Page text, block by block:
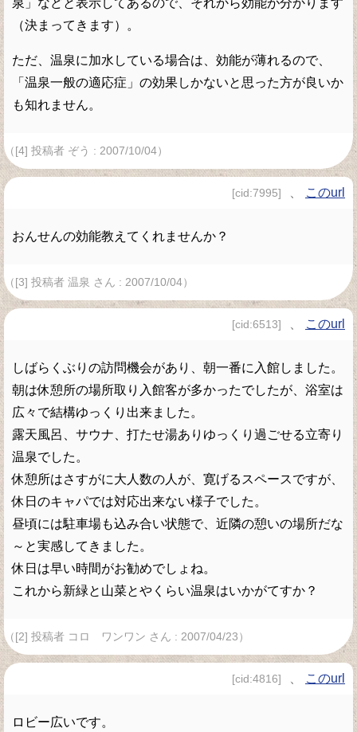
泉」などと表示してあるので、それから効能が分かります
（決まってきます）。
ただ、温泉に加水している場合は、効能が薄れるので、
「温泉一般の適応症」の効果しかないと思った方が良いか
も知れません。
（[4] 投稿者 ぞう : 2007/10/04）
[cid:7995] このurl
おんせんの効能教えてくれませんか？
（[3] 投稿者 温泉 さん : 2007/10/04）
[cid:6513] このurl
しばらくぶりの訪問機会があり、朝一番に入館しました。
朝は休憩所の場所取り入館客が多かったでしたが、浴室は
広々で結構ゆっくり出来ました。
露天風呂、サウナ、打たせ湯ありゆっくり過ごせる立寄り
温泉でした。
休憩所はさすがに大人数の人が、寛げるスペースですが、
休日のキャパでは対応出来ない様子でした。
昼頃には駐車場も込み合い状態で、近隣の憩いの場所だな
～と実感してきました。
休日は早い時間がお勧めでしょね。
これから新緑と山菜とやくらい温泉はいかがてすか？
（[2] 投稿者 コロ ワンワン さん : 2007/04/23）
[cid:4816] このurl
ロビー広いです。